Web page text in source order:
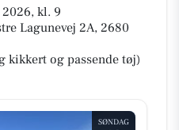
kl. 9
Lagunevej 2A, 2680
kikkert og passende tøj)
SØNDAG